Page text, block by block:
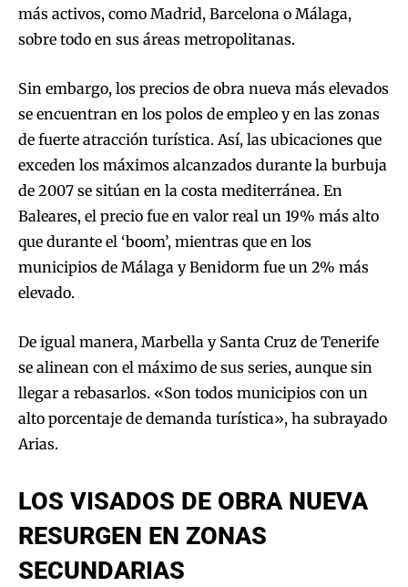
más activos, como Madrid, Barcelona o Málaga,
sobre todo en sus áreas metropolitanas.
Sin embargo, los precios de obra nueva más elevados
se encuentran en los polos de empleo y en las zonas
de fuerte atracción turística. Así, las ubicaciones que
exceden los máximos alcanzados durante la burbuja
de 2007 se sitúan en la costa mediterránea. En
Baleares, el precio fue en valor real un 19% más alto
que durante el ‘boom’, mientras que en los
municipios de Málaga y Benidorm fue un 2% más
elevado.
De igual manera, Marbella y Santa Cruz de Tenerife
se alinean con el máximo de sus series, aunque sin
llegar a rebasarlos. «Son todos municipios con un
alto porcentaje de demanda turística», ha subrayado
Arias.
LOS VISADOS DE OBRA NUEVA
RESURGEN EN ZONAS
SECUNDARIAS